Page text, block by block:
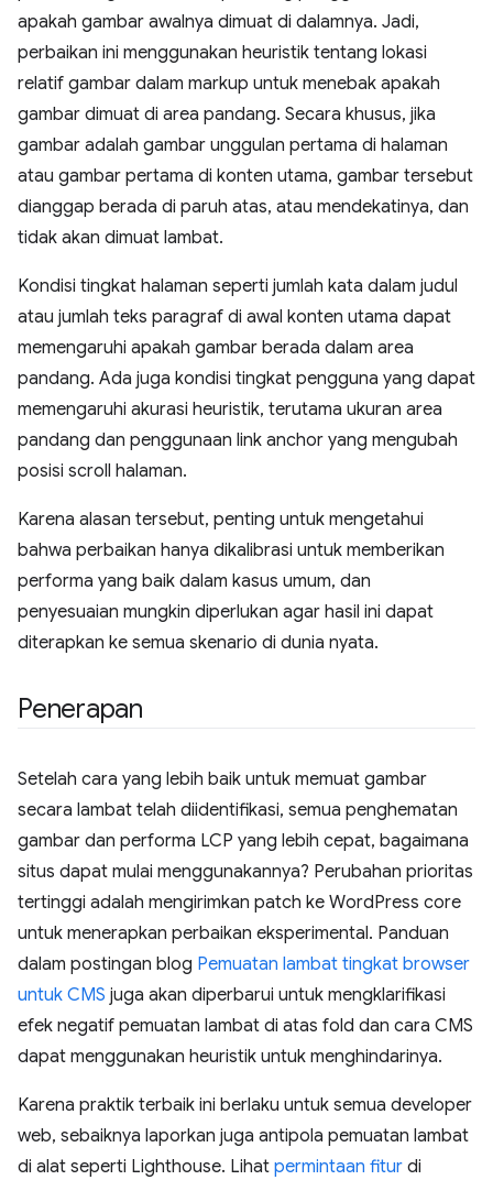
apakah gambar awalnya dimuat di dalamnya. Jadi,
perbaikan ini menggunakan heuristik tentang lokasi
relatif gambar dalam markup untuk menebak apakah
gambar dimuat di area pandang. Secara khusus, jika
gambar adalah gambar unggulan pertama di halaman
atau gambar pertama di konten utama, gambar tersebut
dianggap berada di paruh atas, atau mendekatinya, dan
tidak akan dimuat lambat.
Kondisi tingkat halaman seperti jumlah kata dalam judul
atau jumlah teks paragraf di awal konten utama dapat
memengaruhi apakah gambar berada dalam area
pandang. Ada juga kondisi tingkat pengguna yang dapat
memengaruhi akurasi heuristik, terutama ukuran area
pandang dan penggunaan link anchor yang mengubah
posisi scroll halaman.
Karena alasan tersebut, penting untuk mengetahui
bahwa perbaikan hanya dikalibrasi untuk memberikan
performa yang baik dalam kasus umum, dan
penyesuaian mungkin diperlukan agar hasil ini dapat
diterapkan ke semua skenario di dunia nyata.
Penerapan
Setelah cara yang lebih baik untuk memuat gambar
secara lambat telah diidentifikasi, semua penghematan
gambar dan performa LCP yang lebih cepat, bagaimana
situs dapat mulai menggunakannya? Perubahan prioritas
tertinggi adalah mengirimkan patch ke WordPress core
untuk menerapkan perbaikan eksperimental. Panduan
dalam postingan blog Pemuatan lambat tingkat browser
untuk CMS juga akan diperbarui untuk mengklarifikasi
efek negatif pemuatan lambat di atas fold dan cara CMS
dapat menggunakan heuristik untuk menghindarinya.
Karena praktik terbaik ini berlaku untuk semua developer
web, sebaiknya laporkan juga antipola pemuatan lambat
di alat seperti Lighthouse. Lihat permintaan fitur di